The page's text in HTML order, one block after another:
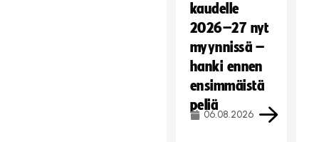
kaudelle
2026–27 nyt
myynnissä –
hanki ennen
ensimmäistä
peliä
06.08.2026